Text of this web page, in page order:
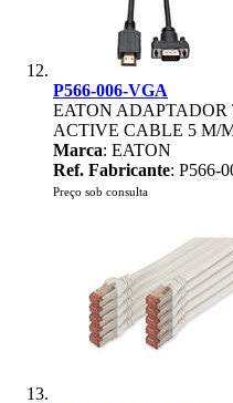
P566-006-VGA
EATON
ACTIVE CABLE 5 M/
Marca: EATON
Ref. Fabricante: P566-
Preço sob consulta